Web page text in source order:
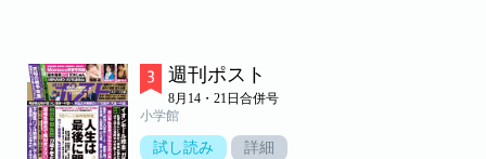
週刊ポスト
8月14・21日合併号
小学館
試し読み 詳細